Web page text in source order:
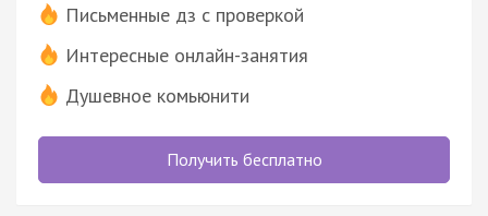
Письменные дз с проверкой
Интересные онлайн-занятия
Душевное комьюнити
Получить бесплатно